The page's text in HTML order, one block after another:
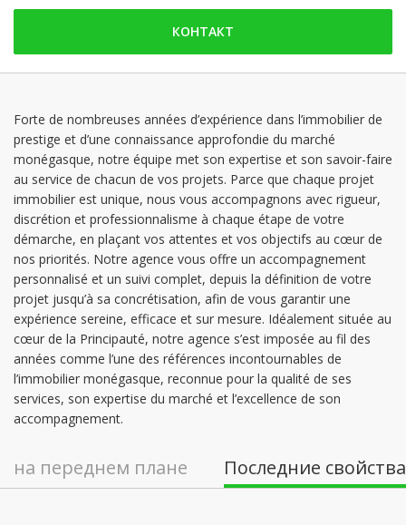
суббота: Заблокированы
воскресенье: Заблокированы
среда: 09:00 - 12:30 | 13:30 - 18:00
четверг: 09:00 - 12:30 | 13:30 - 18:00
пятница: 09:00 - 12:30 | 13:30 - 17:00
КОНТАКТ
Forte de nombreuses années d’expérience dans l’immobilier de
prestige et d’une connaissance approfondie du marché
monégasque, notre équipe met son expertise et son savoir-faire
au service de chacun de vos projets. Parce que chaque projet
immobilier est unique, nous vous accompagnons avec rigueur,
discrétion et professionnalisme à chaque étape de votre
démarche, en plaçant vos attentes et vos objectifs au cœur de
nos priorités. Notre agence vous offre un accompagnement
personnalisé et un suivi complet, depuis la définition de votre
projet jusqu’à sa concrétisation, afin de vous garantir une
expérience sereine, efficace et sur mesure. Idéalement située au
cœur de la Principauté, notre agence s’est imposée au fil des
années comme l’une des références incontournables de
l’immobilier monégasque, reconnue pour la qualité de ses
services, son expertise du marché et l’excellence de son
accompagnement.
на переднем плане Последние свойства